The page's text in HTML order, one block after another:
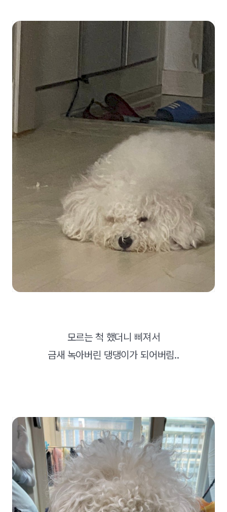
모르는 척 했더니 삐져서
금새 녹아버린 댕댕이가 되어버림..